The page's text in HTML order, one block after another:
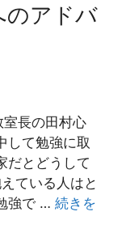
のアドバ
室長の田村心
して勉強に取
だとどうして
ている人はと
強で … 続きを